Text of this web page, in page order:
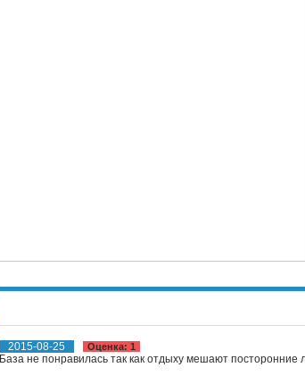
2015-08-25 Оценка: 1
База не понравилась так как отдыху мешают посторонние